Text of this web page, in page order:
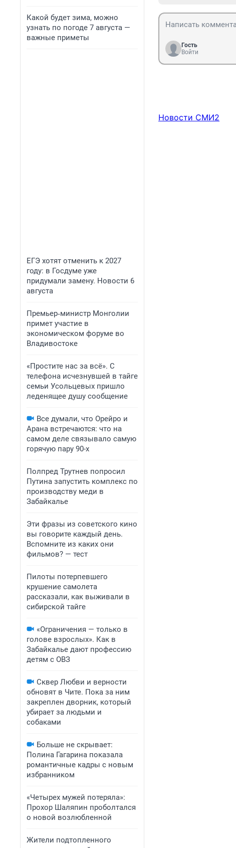
Какой будет зима, можно
узнать по погоде 7 августа —
важные приметы
ЕГЭ хотят отменить к 2027
году: в Госдуме уже
придумали замену. Новости 6
августа
Премьер‑министр Монголии
примет участие в
экономическом форуме во
Владивостоке
«Простите нас за всё». С
телефона исчезнувшей в тайге
семьи Усольцевых пришло
леденящее душу сообщение
Все думали, что Орейро и
Арана встречаются: что на
самом деле связывало самую
горячую пару 90-х
Полпред Трутнев попросил
Путина запустить комплекс по
производству меди в
Забайкалье
Эти фразы из советского кино
вы говорите каждый день.
Вспомните из каких они
фильмов? — тест
Пилоты потерпевшего
крушение самолета
рассказали, как выживали в
сибирской тайге
«Ограничения — только в
голове взрослых». Как в
Забайкалье дают профессию
детям с ОВЗ
Сквер Любви и верности
обновят в Чите. Пока за ним
закреплен дворник, который
убирает за людьми и
собаками
Больше не скрывает:
Полина Гагарина показала
романтичные кадры с новым
избранником
«Четырех мужей потеряла»:
Прохор Шаляпин проболтался
о новой возлюбленной
Жители подтопленного
Гость
Войти
Новости СМИ2